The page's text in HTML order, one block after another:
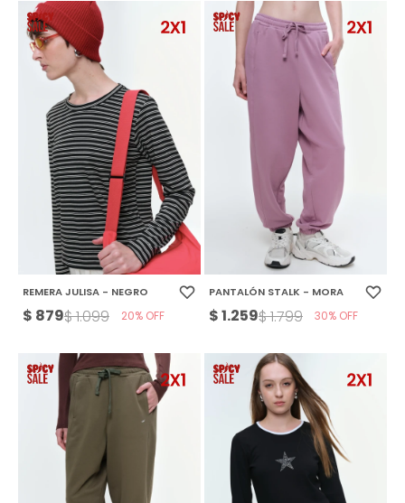
REMERA JULISA - NEGRO
$ 879$1.099 20
PANTALÓN STALK - MORA
$1.259$1.799 30